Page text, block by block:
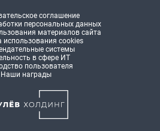
соглашение
персональных данных
материалов сайта
использования cookies
системы
в сфере ИТ
пользователя
Наши награды